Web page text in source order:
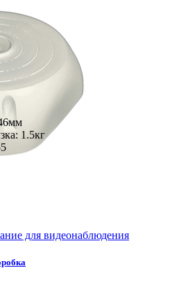
1.5кг
для видеонаблюдения